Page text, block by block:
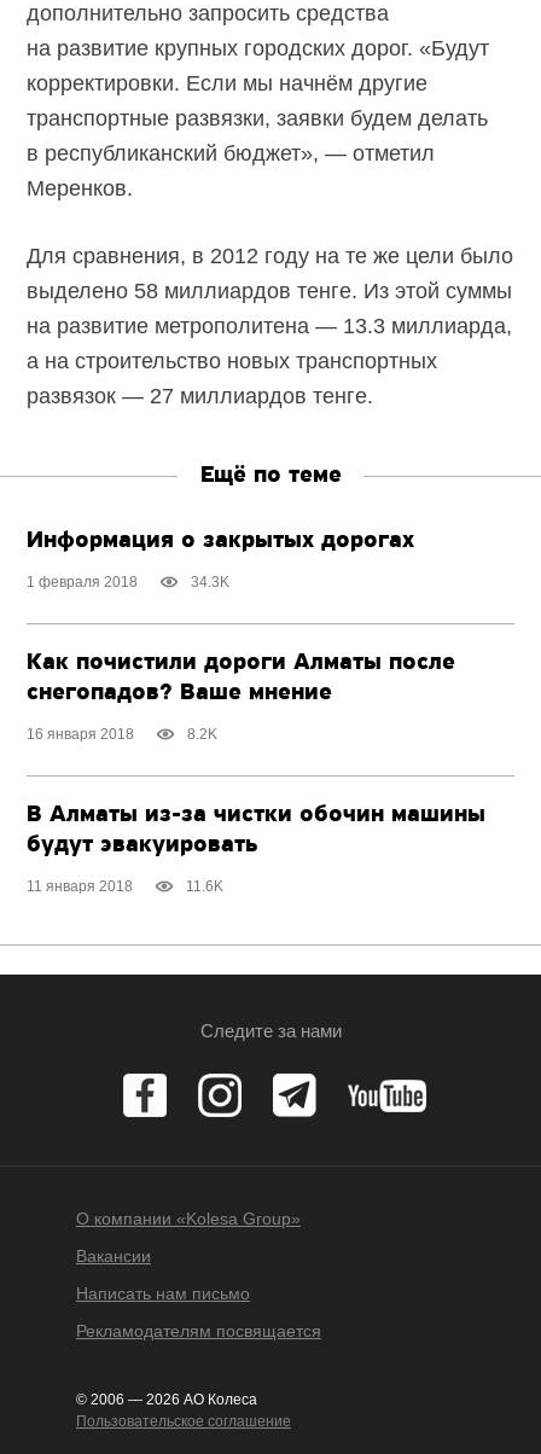
дополнительно запросить средства
на развитие крупных городских дорог. «Будут
корректировки. Если мы начнём другие
транспортные развязки, заявки будем делать
в республиканский бюджет», — отметил
Меренков.
Для сравнения, в 2012 году на те же цели было
выделено 58 миллиардов тенге. Из этой суммы
на развитие метрополитена — 13.3 миллиарда,
а на строительство новых транспортных
развязок — 27 миллиардов тенге.
Ещё по теме
Информация о закрытых дорогах
1 февраля 2018 34.3K
Как почистили дороги Алматы после
снегопадов? Ваше мнение
16 января 2018 8.2K
В Алматы из-за чистки обочин машины
будут эвакуировать
11 января 2018 11.6K
Следите за нами
О компании «Kolesa Group»
Вакансии
Написать нам письмо
Рекламодателям посвящается
© 2006 — 2026 АО Колеса
Пользовательское соглашение